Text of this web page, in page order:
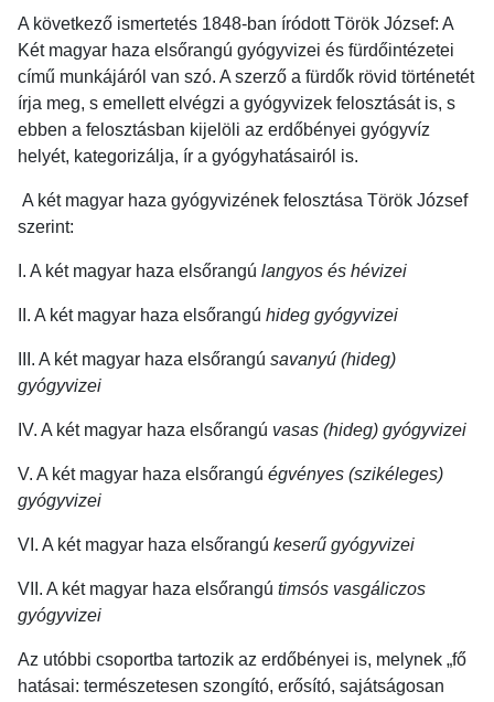
A következő ismertetés 1848-ban íródott Török József: A
Két magyar haza elsőrangú gyógyvizei és fürdőintézetei
című munkájáról van szó. A szerző a fürdők rövid történetét
írja meg, s emellett elvégzi a gyógyvizek felosztását is, s
ebben a felosztásban kijelöli az erdőbényei gyógyvíz
helyét, kategorizálja, ír a gyógyhatásairól is.
A két magyar haza gyógyvizének felosztása Török József
szerint:
I. A két magyar haza elsőrangú langyos és hévizei
II. A két magyar haza elsőrangú hideg gyógyvizei
III. A két magyar haza elsőrangú savanyú (hideg)
gyógyvizei
IV. A két magyar haza elsőrangú vasas (hideg) gyógyvizei
V. A két magyar haza elsőrangú égvényes (szikéleges)
gyógyvizei
VI. A két magyar haza elsőrangú keserű gyógyvizei
VII. A két magyar haza elsőrangú timsós vasgáliczos
gyógyvizei
Az utóbbi csoportba tartozik az erdőbényei is, melynek „fő
hatásai: természetesen szongító, erősító, sajátságosan